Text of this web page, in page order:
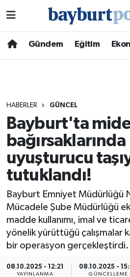
Gündem Eğitim
HABERLER GÜNCEL
Bayburt'ta
bağırsaklarında
uyuşturucu
tutuklandı!
Bayburt Emniyet Müdürlüğü
Mücadele Şube Müdürlüğü
madde kullanımı, imal ve
yönelik yürüttüğü çalışmalar
bir operasyon gerçekleştirdi.
08.10.2025 - 12:21
YAYINLANMA
08.10.2025 -
GÜNCELLEME
Hava Durumu
Süper Lig Puan Durumu ve
Tüm Manşetler
Haber Arşivi